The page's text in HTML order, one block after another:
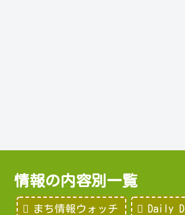
情報の内容別一覧
まち情報ウォッチ Daily